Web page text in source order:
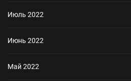
Июль 2022
Июнь 2022
Май 2022